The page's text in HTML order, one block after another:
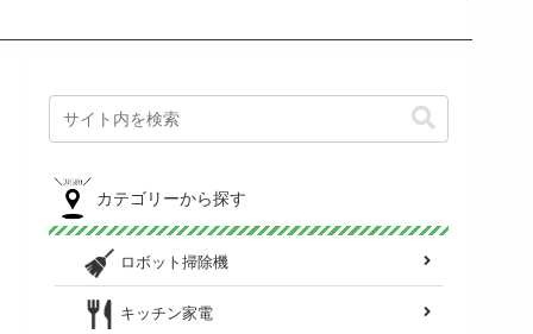
カテゴリーから探す
ロボット掃除機
キッチン家電